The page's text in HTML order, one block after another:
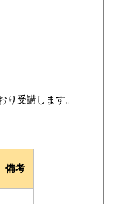
り受講します。
備考